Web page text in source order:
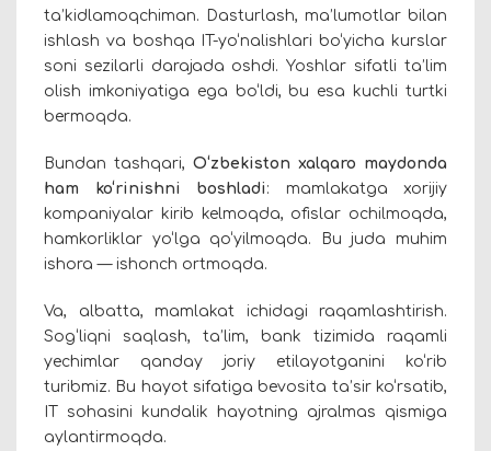
ta’kidlamoqchiman. Dasturlash, ma’lumotlar bilan
ishlash va boshqa IT-yo‘nalishlari bo‘yicha kurslar
soni sezilarli darajada oshdi. Yoshlar sifatli ta’lim
olish imkoniyatiga ega bo‘ldi, bu esa kuchli turtki
bermoqda.
Bundan tashqari, O‘zbekiston xalqaro maydonda
ham ko‘rinishni boshladi : mamlakatga xorijiy
kompaniyalar kirib kelmoqda, ofislar ochilmoqda,
hamkorliklar yo‘lga qo‘yilmoqda. Bu juda muhim
ishora — ishonch ortmoqda.
Va, albatta, mamlakat ichidagi raqamlashtirish.
Sog‘liqni saqlash, ta’lim, bank tizimida raqamli
yechimlar qanday joriy etilayotganini ko‘rib
turibmiz. Bu hayot sifatiga bevosita ta’sir ko‘rsatib,
IT sohasini kundalik hayotning ajralmas qismiga
aylantirmoqda.